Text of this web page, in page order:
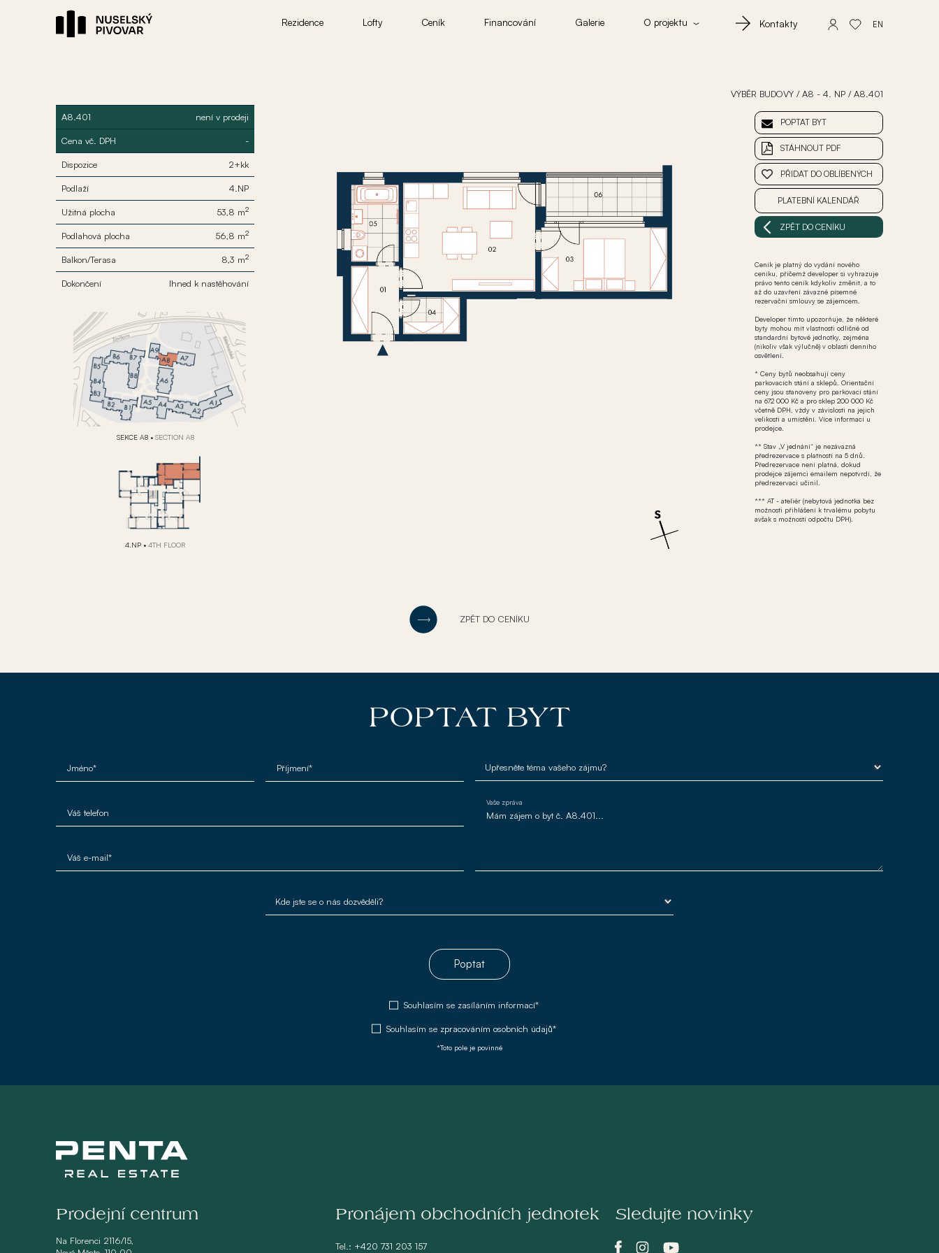
Rezidence Lofty Ceník Financování Galerie O projektu Kontakty EN
A8.401 není v prodeji
Cena vč. DPH -
Dispozice 2+kk
Podlaží 4.NP
Užitná plocha 53,8 m2
Podlahová plocha 56,8 m2
Balkon/Terasa 8,3 m2
Dokončení Ihned k nastěhování
SEKCE A8 • SECTION A8
4.NP • 4TH FLOOR
VÝBĚR BUDOVY / A8 - 4. NP / A8.401
POPTAT BYT
STÁHNOUT PDF
PŘIDAT DO OBLÍBENÝCH
PLATEBNÍ KALENDÁŘ
ZPĚT DO CENÍKU
Ceník je platný do vydání nového
ceníku, přičemž developer si vyhrazuje
právo tento ceník kdykoliv změnit, a to
až do uzavření závazné písemné
rezervační smlouvy se zájemcem.
Developer tímto upozorňuje, že některé
byty mohou mít vlastnosti odlišné od
standardní bytové jednotky, zejména
(nikoliv však výlučně) v oblasti denního
osvětlení.
* Ceny bytů neobsahují ceny
parkovacích stání a sklepů. Orientační
ceny jsou stanoveny pro parkovací stání
na 672 000 Kč a pro sklep 200 000 Kč
včetně DPH, vždy v závislosti na jejich
velikosti a umístění. Více informací u
prodejce.
** Stav „V jednání“ je nezávazná
předrezervace s platností na 5 dnů.
Předrezervace není platná, dokud
prodejce zájemci emailem nepotvrdí, že
předrezervaci učinil.
*** AT - ateliér (nebytová jednotka bez
možnosti přihlášení k trvalému pobytu
avšak s možností odpočtu DPH).
ZPĚT DO CENÍKU
POPTAT BYT
Jméno* Příjmení*
Váš telefon
Váš e-mail*
Vaše zpráva
Poptat
Souhlasím se zasíláním informací*
Souhlasím se zpracováním osobních údajů*
*Toto pole je povinné
Prodejní centrum
Na Florenci 2116/15,
Pronájem obchodních jednotek
Tel.: +420 731 203 157
Sledujte novinky